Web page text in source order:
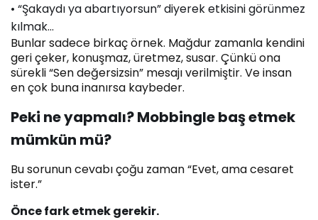
• “Şakaydı ya abartıyorsun” diyerek etkisini görünmez
kılmak…
Bunlar sadece birkaç örnek. Mağdur zamanla kendini
geri çeker, konuşmaz, üretmez, susar. Çünkü ona
sürekli “Sen değersizsin” mesajı verilmiştir. Ve insan
en çok buna inanırsa kaybeder.
Peki ne yapmalı? Mobbingle baş etmek
mümkün mü?
Bu sorunun cevabı çoğu zaman “Evet, ama cesaret
ister.”
Önce fark etmek gerekir.